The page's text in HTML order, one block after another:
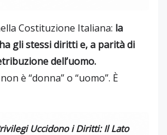
Costituzione Italiana: la
gli stessi diritti e, a parità di
dell’uomo.
è “donna” o “uomo”. È
Uccidono i Diritti: Il Lato